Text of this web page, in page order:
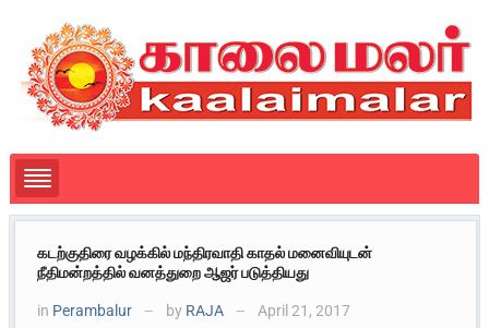
கடற்குதிரை வழக்கில் மந்திரவாதி காதல் மனைவியுடன்
நீதிமன்றத்தில் வனத்துறை ஆஜர் படுத்தியது
in Perambalur — by RAJA — April 21, 2017